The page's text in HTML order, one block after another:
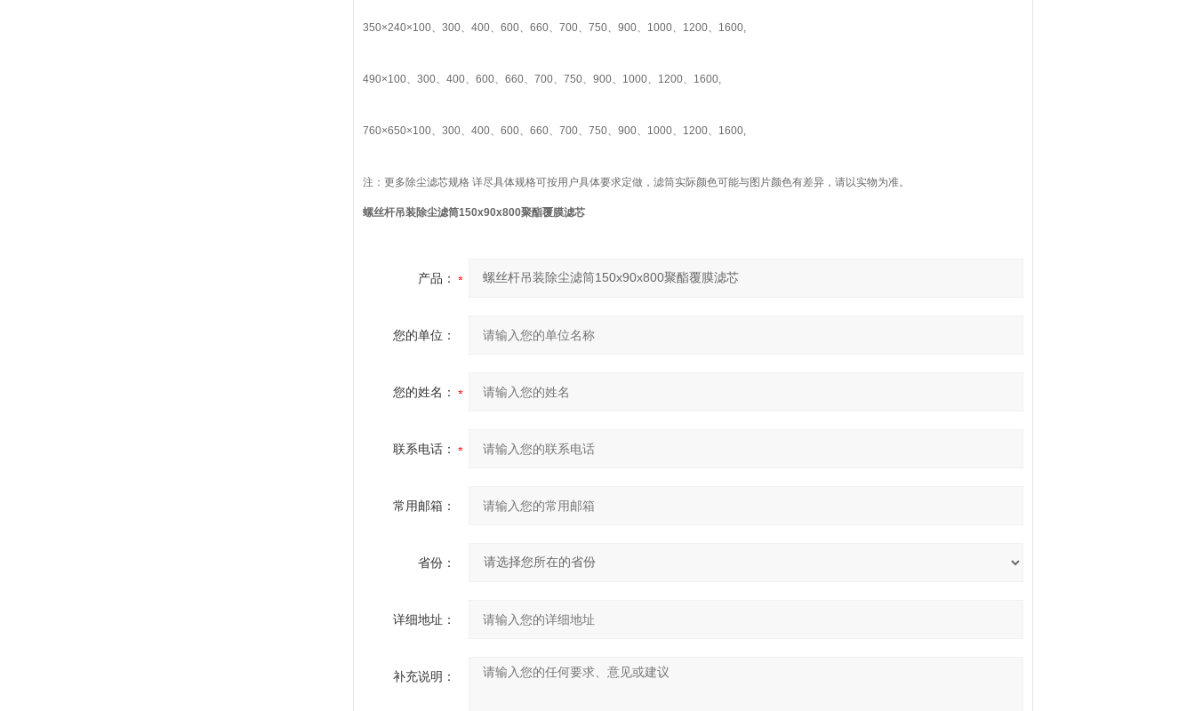
350×240×100、300、400、600、660、700、750、900、1000、1200、1600,
490×100、300、400、600、660、700、750、900、1000、1200、1600,
760×650×100、300、400、600、660、700、750、900、1000、1200、1600,
注：更多除尘滤芯规格 详尽具体规格可按用户具体要求定做，滤筒实际颜色可能与图片颜色有差异，请以实物为准。
螺丝杆吊装除尘滤筒150x90x800聚酯覆膜滤芯
产品：
您的单位：
您的姓名：
联系电话：
常用邮箱：
省份：
详细地址：
补充说明：